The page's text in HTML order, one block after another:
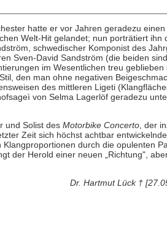
hatte er vor Jahren geradezu einen
Welt-Hit gelandet; nun porträtiert ihn
schwedischer Komponist des
Sven-David Sandström (die beiden
im Wesentlichen treu geblieben
den man ohne negativen
des mittleren Ligeti
von Selma Lagerlöf geradezu
und Solist des Motorbike Concerto, der
Zeit sich höchst achtbar entwickelnde
durch die opulenten
der Herold einer neuen „Richtung",
Dr. Hartmut Lück †